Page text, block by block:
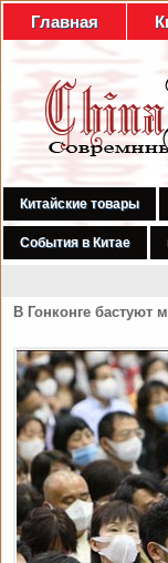
Главная
Китайские товары
События в Китае
В Гонконге бастуют